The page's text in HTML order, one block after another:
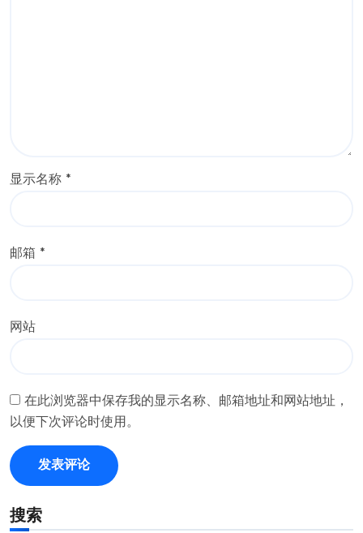
显示名称 *
邮箱 *
网站
在此浏览器中保存我的显示名称、邮箱地址和网站地址，
以便下次评论时使用。
搜索